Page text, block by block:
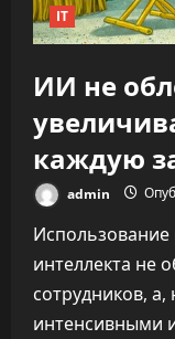
IT
ИИ не
каждую
admin
Использование
интеллекта не
сотрудников,
интенсивными